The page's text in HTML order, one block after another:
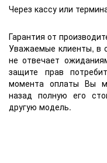
Через кассу или
Гарантия от
Уважаемые клиенты, в
не отвечает
защите прав
момента оплаты Вы
назад полную его
другую модель.